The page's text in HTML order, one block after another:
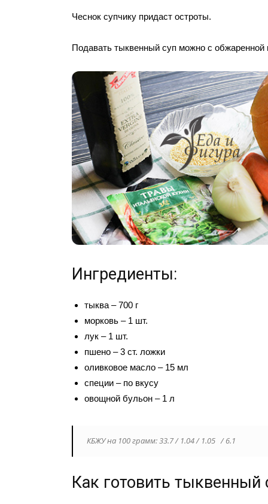
Чеснок супчику придаст остроты.
Подавать тыквенный суп можно с обжаренной
Ингредиенты:
тыква – 700 г
морковь – 1 шт.
лук – 1 шт.
пшено – 3 ст. ложки
оливковое масло – 15 мл
специи – по вкусу
овощной бульон – 1 л
КБЖУ на 100 грамм: 33.7 / 1.04 / 1.05 / 6.1
Как готовить тыквенный